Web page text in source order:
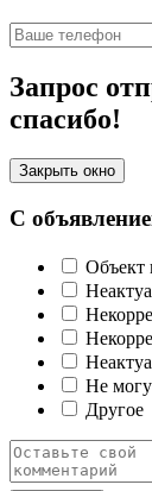
Запрос
спасибо!
Закрыть окно
С
Объект
Не могу
Другое